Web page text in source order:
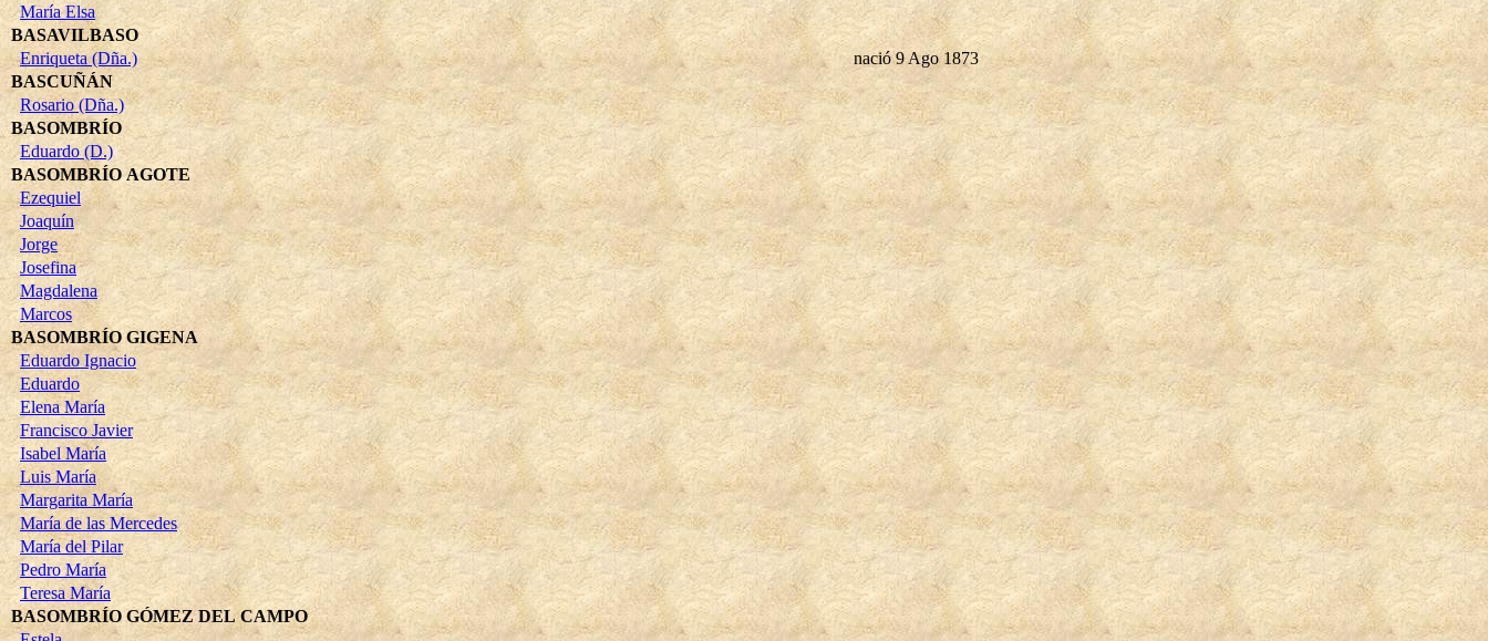
María Elsa
BASAVILBASO
Enriqueta (Dña.)
nació 9 Ago 1873
BASCUÑÁN
Rosario (Dña.)
BASOMBRÍO
Eduardo (D.)
BASOMBRÍO AGOTE
Ezequiel
Joaquín
Jorge
Josefina
Magdalena
Marcos
BASOMBRÍO GIGENA
Eduardo Ignacio
Eduardo
Elena María
Francisco Javier
Isabel María
Luis María
Margarita María
María de las Mercedes
María del Pilar
Pedro María
Teresa María
BASOMBRÍO GÓMEZ DEL CAMPO